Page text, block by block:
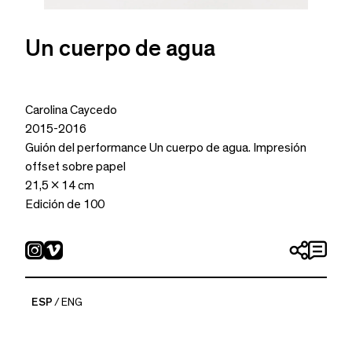
Un cuerpo de agua
Carolina Caycedo
2015-2016
Guión del performance Un cuerpo de agua. Impresión
offset sobre papel
21,5 x 14 cm
Edición de 100
ESP ENG